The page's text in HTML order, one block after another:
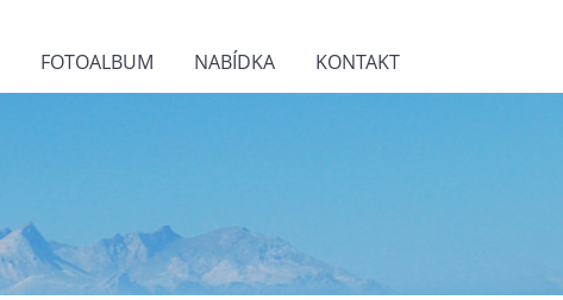
FOTOALBUM NABÍDKA KONTAKT